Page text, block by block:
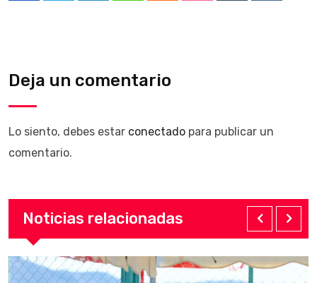
Deja un comentario
Lo siento, debes estar conectado para publicar un
comentario.
Noticias relacionadas